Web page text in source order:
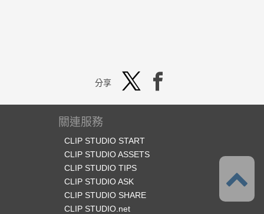
分享
關連服務
CLIP STUDIO START
CLIP STUDIO ASSETS
CLIP STUDIO TIPS
CLIP STUDIO ASK
CLIP STUDIO SHARE
CLIP STUDIO.net